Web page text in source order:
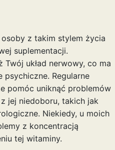
z takim stylem życia
suplementacji.
Twój układ nerwowy, co ma
psychiczne. Regularne
pomóc uniknąć problemów
jej niedoboru, takich jak
Niekiedy, u moich
z koncentracją
tej witaminy.